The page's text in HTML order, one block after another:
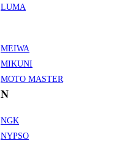
LUMA
MEIWA
MIKUNI
MOTO MASTER
N
NGK
NYPSO